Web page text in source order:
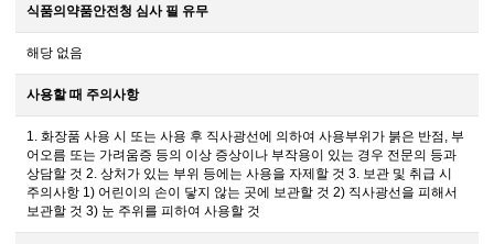
식품의약품안전청 심사 필 유무
해당 없음
사용할 때 주의사항
1. 화장품 사용 시 또는 사용 후 직사광선에 의하여 사용부위가 붉은 반점, 부
어오름 또는 가려움증 등의 이상 증상이나 부작용이 있는 경우 전문의 등과
상담할 것 2. 상처가 있는 부위 등에는 사용을 자제할 것 3. 보관 및 취급 시
주의사항 1) 어린이의 손이 닿지 않는 곳에 보관할 것 2) 직사광선을 피해서
보관할 것 3) 눈 주위를 피하여 사용할 것